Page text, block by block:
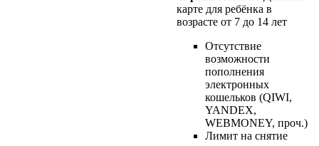
карте для ребёнка в
возрасте от 7 до 14 лет
Отсутствие
возможности
пополнения
электронных
кошельков (QIWI,
YANDEX,
WEBMONEY, проч.)
Лимит на снятие